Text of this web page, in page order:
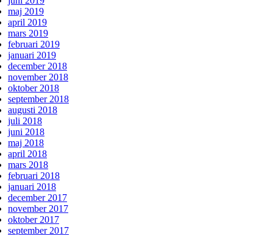
maj 2019
april 2019
mars 2019
februari 2019
januari 2019
december 2018
november 2018
oktober 2018
september 2018
augusti 2018
juli 2018
juni 2018
maj 2018
april 2018
mars 2018
februari 2018
januari 2018
december 2017
november 2017
oktober 2017
september 2017